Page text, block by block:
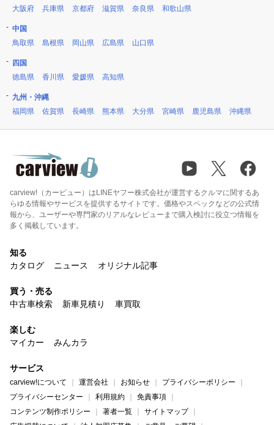
大阪府
兵庫県 京都府 滋賀県 奈良県 和歌山県
中国
鳥取県
島根県 岡山県 広島県 山口県
四国
徳島県
香川県 愛媛県 高知県
九州・沖縄
福岡県
佐賀県 長崎県 熊本県 大分県 宮崎県 鹿児島県 沖縄県
carview!（カービュー）はLINEヤフー株式会社が運営するクルマに関するあ
らゆる情報やサービスを提供するサイトです。価格やスペックなどの公式情
報から、ユーザーや専門家のリアルなレビューまで購入検討に役立つ情報を
多く掲載しています。
知る
カタログ
ニュース オリジナル記事
買う・売る
中古車検索
新車見積り 車買取
楽しむ
マイカー
みんカラ
サービス
carview!について 運営会社 お知らせ
プライバシーポリシー
プライバシーセンター
利用規約
免責事項
コンテンツ制作ポリシー
著者一覧
サイトマップ